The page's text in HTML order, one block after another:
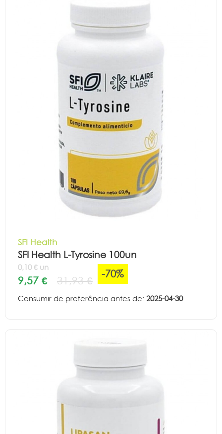
SFI Health
SFI Health L-Tyrosine 100un
0,10 € un
9,57 € 31,93 €
-70%
Consumir de preferência antes de: 2025-04-30